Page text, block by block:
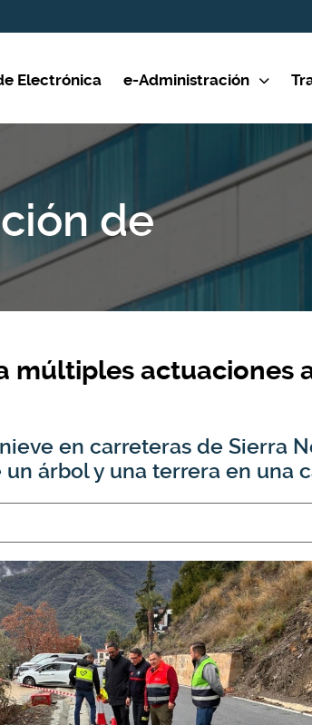
Electrónica e-Administración
de
múltiples
en carreteras de Sierra
árbol y una terrera en